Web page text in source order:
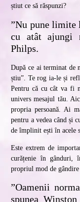
știut ce să răspunzi?
”Nu pune limite
cu atât ajungi
Philps.
După ce ai terminat de
știu”. Te rog ia-le și
Pentru că cu cât va fi
univers mesajul tău.
propria persoană. Ai
pentru a vedea când și
de împlinit ești în acele
Este extrem de
curățenie în gânduri,
propriul mod de
”Oamenii
spunea